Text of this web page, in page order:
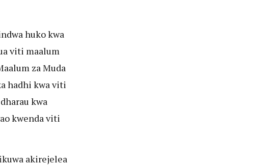
huko kwa
viti maalum
za Muda
hadhi kwa viti
kwa
kwenda viti
akirejelea